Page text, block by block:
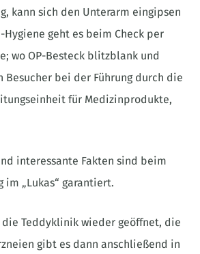
kann sich den Unterarm eingipsen
Hygiene geht es beim Check per
wo OP-Besteck blitzblank und
Besucher bei der Führung durch die
für Medizinprodukte,
interessante Fakten sind beim
im „Lukas“ garantiert.
Teddyklinik wieder geöffnet, die
gibt es dann anschließend in